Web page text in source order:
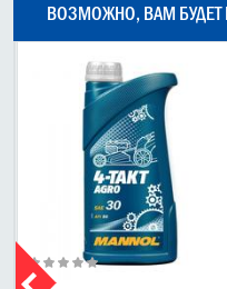
ВОЗМОЖНО, ВАМ БУДЕТ